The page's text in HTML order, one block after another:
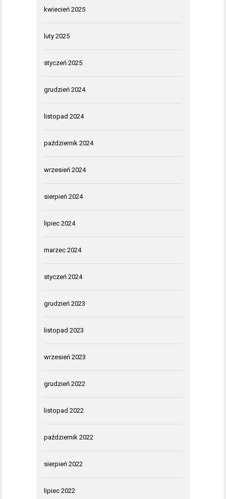
kwiecień 2025
luty 2025
styczeń 2025
grudzień 2024
listopad 2024
październik 2024
wrzesień 2024
sierpień 2024
lipiec 2024
marzec 2024
styczeń 2024
grudzień 2023
listopad 2023
wrzesień 2023
grudzień 2022
listopad 2022
październik 2022
sierpień 2022
lipiec 2022